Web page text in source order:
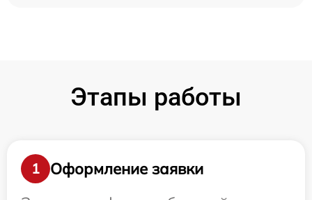
Этапы работы
1
Оформление заявки